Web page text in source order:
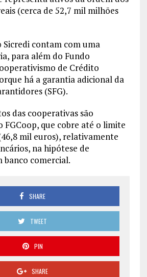
(cerca de 52,7 mil milhões
Sicredi contam com uma
para além do Fundo
de Crédito
há a garantia adicional da
(SFG).
das cooperativas são
FGCoop, que cobre até o limite
mil euros), relativamente
na hipótese de
banco comercial.
SHARE
TWEET
PIN
SHARE